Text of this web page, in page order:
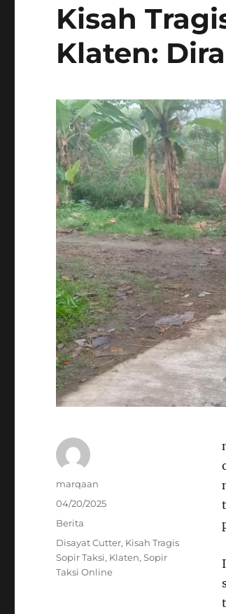
Kisah
Klaten:
Author
marqaan
Posted
04/20/2025
Categories
Berita
Tags
Disayat Cutter, Kisah Tragis
Sopir Taksi, Klaten,Sopir
Taksi Online